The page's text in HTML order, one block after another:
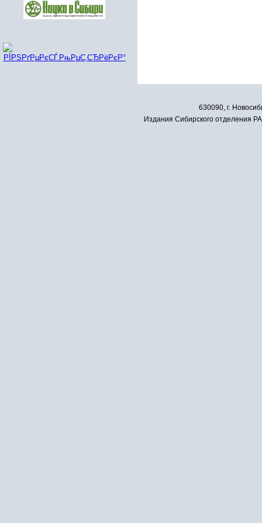
630090, г.
Издания Сибирского отделения